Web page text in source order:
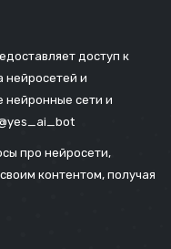
доступ к
нейросетей и
нейронные сети и
про нейросети,
контентом, получая